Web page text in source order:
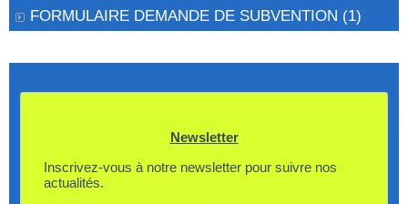
FORMULAIRE DEMANDE DE SUBVENTION (1)
Newsletter
Inscrivez-vous à notre newsletter pour suivre nos
actualités.